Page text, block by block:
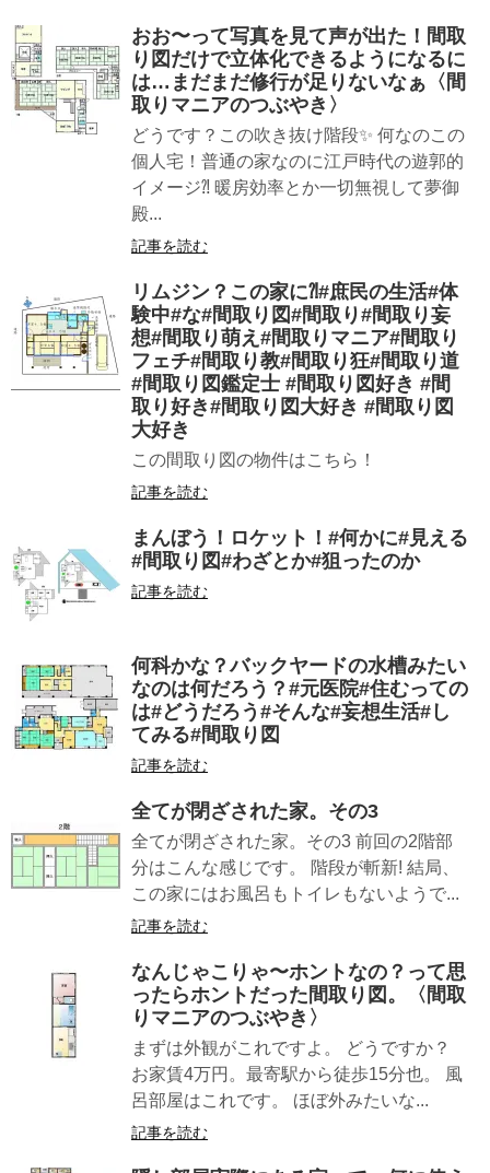
おお〜って写真を見て声が出た！間取
り図だけで立体化できるようになるに
は…まだまだ修行が足りないなぁ〈間
取りマニアのつぶやき〉
どうです？この吹き抜け階段✨ 何なのこの
個人宅！普通の家なのに江戸時代の遊郭的
イメージ⁈ 暖房効率とか一切無視して夢御
殿...
記事を読む
リムジン？この家に⁈#庶民の生活#体
験中#な#間取り図#間取り#間取り妄
想#間取り萌え#間取りマニア#間取り
フェチ#間取り教#間取り狂#間取り道
#間取り図鑑定士 #間取り図好き #間
取り好き#間取り図大好き #間取り図
大好き
この間取り図の物件はこちら！
記事を読む
まんぼう！ロケット！#何かに#見える
#間取り図#わざとか#狙ったのか
記事を読む
何科かな？バックヤードの水槽みたい
なのは何だろう？#元医院#住むっての
は#どうだろう#そんな#妄想生活#し
てみる#間取り図
記事を読む
全てが閉ざされた家。その3
全てが閉ざされた家。その3 前回の2階部
分はこんな感じです。 階段が斬新! 結局、
この家にはお風呂もトイレもないようで...
記事を読む
なんじゃこりゃ〜ホントなの？って思
ったらホントだった間取り図。〈間取
りマニアのつぶやき〉
まずは外観がこれですよ。 どうですか？
お家賃4万円。最寄駅から徒歩15分也。 風
呂部屋はこれです。 ほぼ外みたいな...
記事を読む